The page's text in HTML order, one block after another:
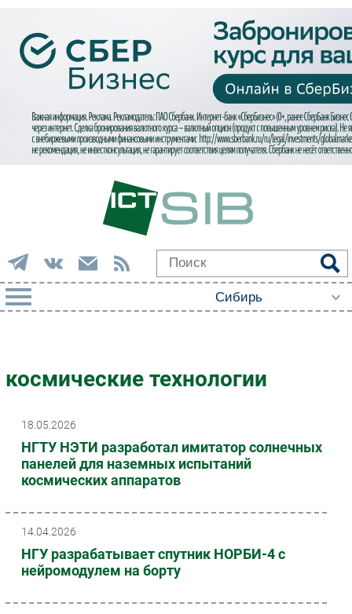
Импорто­замещение
Фиксированная связь
Интеграция
Маркетинг
Торговые сети
Оборудование
космические технологии
18.05.2026
НГТУ НЭТИ разработал имитатор солнечных
панелей для наземных испытаний
космических аппаратов
14.04.2026
НГУ разрабатывает спутник НОРБИ-4 с
нейромодулем на борту